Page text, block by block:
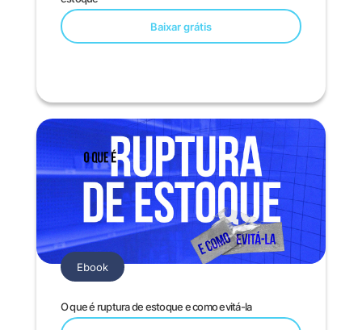
Baixar grátis
O que é ruptura de estoque e como evitá-la
Ebook